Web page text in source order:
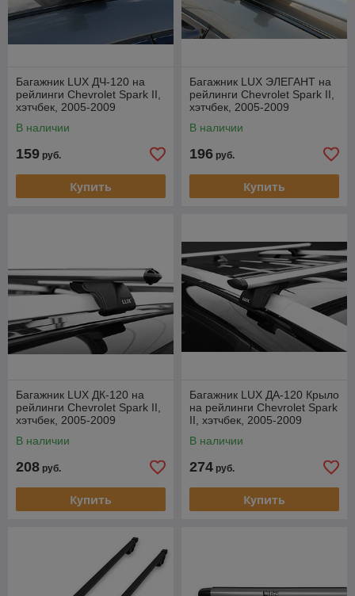
Багажник LUX ДЧ-120 на
рейлинги Chevrolet Spark II,
хэтчбек, 2005-2009
В наличии
159 руб.
Купить
Багажник LUX ЭЛЕГАНТ на
рейлинги Chevrolet Spark II,
хэтчбек, 2005-2009
В наличии
196 руб.
Купить
Багажник LUX ДК-120 на
рейлинги Chevrolet Spark II,
хэтчбек, 2005-2009
В наличии
208 руб.
Купить
Багажник LUX ДА-120 Крыло
на рейлинги Chevrolet Spark
II, хэтчбек, 2005-2009
В наличии
274 руб.
Купить